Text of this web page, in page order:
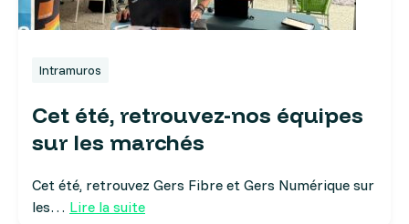
Intramuros
Cet été, retrouvez-nos équipes
sur les marchés
Cet été, retrouvez Gers Fibre et Gers Numérique sur
les… Lire la suite